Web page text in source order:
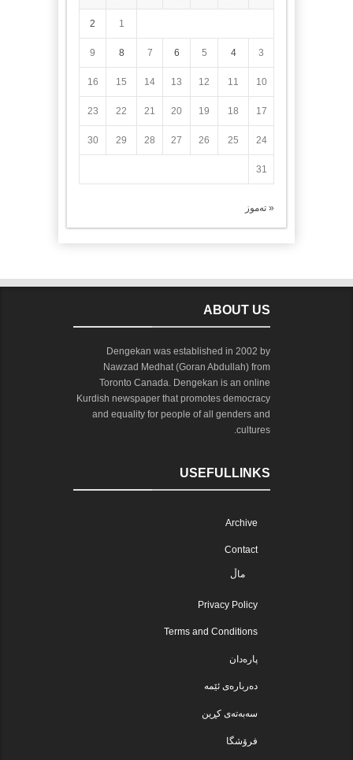
1
2
3
4
5
6
7
8
9
10
11
12
13
14
15
16
17
18
19
20
21
22
23
24
25
26
27
28
29
30
31
« تەموز
ABOUT US
Dengekan was established in 2002 by
Nawzad Medhat (Goran Abdullah) from
Toronto Canada. Dengekan is an online
Kurdish newspaper that promotes democracy
and equality for people of all genders and
cultures.
USEFULLINKS
Archive
Contact
ماڵ
Privacy Policy
Terms and Conditions
پارەدان
دەربارەی ئێمە
سەبەتەی کڕین
فرۆشگا